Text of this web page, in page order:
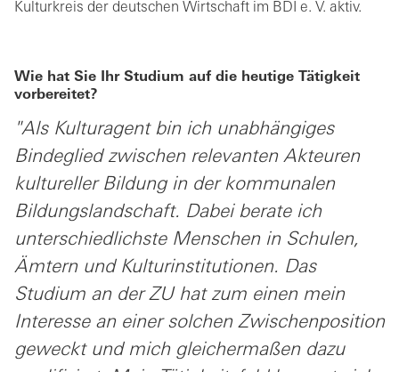
Kulturkreis der deutschen Wirtschaft im BDI e. V. aktiv.
Wie hat Sie Ihr Studium auf die heutige Tätigkeit
vorbereitet?
"Als Kulturagent bin ich unabhängiges
Bindeglied zwischen relevanten Akteuren
kultureller Bildung in der kommunalen
Bildungslandschaft. Dabei berate ich
unterschiedlichste Menschen in Schulen,
Ämtern und Kulturinstitutionen. Das
Studium an der ZU hat zum einen mein
Interesse an einer solchen Zwischenposition
geweckt und mich gleichermaßen dazu